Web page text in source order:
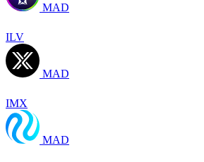
MAD
ILV
MAD
IMX
MAD